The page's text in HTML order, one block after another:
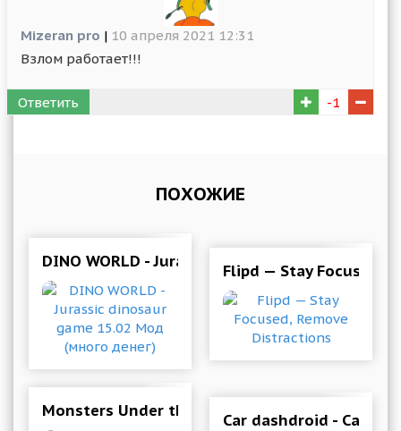
Mizeran pro | 10 апреля 2021 12:31
Взлом работает!!!
Ответить -1
ПОХОЖИЕ
DINO WORLD - Jurassic dinosaur game 15.02
Flipd — Stay Focused,
Monsters Under the Bed 1.0 Mod (God Mode)
Car dashdroid - Car